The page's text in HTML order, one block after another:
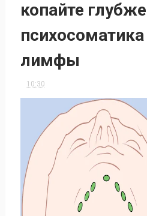
копайте
психосоматика
лимфы
10:30